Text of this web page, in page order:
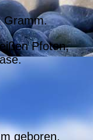
Gramm.
Pfoten,
geboren.